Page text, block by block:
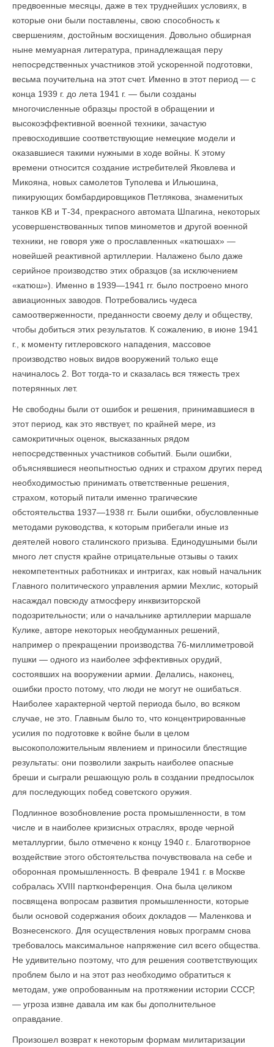
предвоенные месяцы, даже в тех труднейших условиях, в
которые они были поставлены, свою способность к
свершениям, достойным восхищения. Довольно обширная
ныне мемуарная литература, принадлежащая перу
непосредственных участников этой ускоренной подготовки,
весьма поучительна на этот счет. Именно в этот период — с
конца 1939 г. до лета 1941 г. — были созданы
многочисленные образцы простой в обращении и
высокоэффективной военной техники, зачастую
превосходившие соответствующие немецкие модели и
оказавшиеся такими нужными в ходе войны. К этому
времени относится создание истребителей Яковлева и
Микояна, новых самолетов Туполева и Ильюшина,
пикирующих бомбардировщиков Петлякова, знаменитых
танков KB и Т-34, прекрасного автомата Шпагина, некоторых
усовершенствованных типов минометов и другой военной
техники, не говоря уже о прославленных «катюшах» —
новейшей реактивной артил­лерии. Налажено было даже
серийное производство этих образцов (за исключением
«катюш»). Именно в 1939—1941 гг. было построено много
авиационных заводов. Потребовались чудеса
самоотверженности, преданности своему делу и обществу,
чтобы добиться этих результатов. К сожалению, в июне 1941
г., к моменту гитлеровского нападения, массовое
производство новых видов вооружений только еще
начиналось 2. Вот тогда-то и сказалась вся тяжесть трех
потерянных лет.
Не свободны были от ошибок и решения, принимавшиеся в
этот период, как это явствует, по крайней мере, из
самокритичных оценок, высказанных рядом
непосредственных участников событий. Были ошибки,
объяснявшиеся неопытностью одних и страхом других перед
необходимостью принимать ответственные решения,
страхом, кото­рый питали именно трагические
обстоятельства 1937—1938 гг. Были ошибки, обусловленные
методами руководства, к которым прибегали иные из
деятелей нового сталинского призыва. Единодушными были
много лет спустя крайне отрицательные отзывы о таких
некомпетентных работниках и интригах, как новый начальник
Главного политического управления армии Мехлис, который
насаждал повсюду атмосферу инквизиторской
подозрительности; или о начальнике артиллерии маршале
Кулике, авторе некоторых необдуманных решений,
например о прекращении производства 76-миллиметровой
пушки — одного из наиболее эффективных орудий,
состоявших на вооруже­нии армии. Делались, наконец,
ошибки просто потому, что люди не могут не ошибаться.
Наиболее характерной чертой периода было, во всяком
случае, не это. Главным было то, что концентрированные
усилия по подготовке к войне были в целом
высокоположительным явлением и приносили блестящие
результаты: они позволили закрыть наиболее опасные
бреши и сыграли решающую роль в создании предпосылок
для последующих побед советского оружия.
Подлинное возобновление роста промышленности, в том
числе и в наиболее кризисных отраслях, вроде черной
металлургии, было отмечено к концу 1940 г.. Благотворное
воздействие этого обстоятельства почувствовала на себе и
оборонная промышленность. В феврале 1941 г. в Москве
собралась XVIII партконференция. Она была цели­ком
посвящена вопросам развития промышленности, которые
были основой содержания обоих докладов — Маленкова и
Вознесенского. Для осуществления новых программ снова
требовалось максимальное напряжение сил всего общества.
Не удивительно поэтому, что для решения соответствующих
проблем было и на этот раз необходимо обратиться к
методам, уже опробованным на протяжении истории СССР,
— угроза извне давала им как бы дополнительное
оправдание.
Произошел возврат к некоторым формам милитаризации